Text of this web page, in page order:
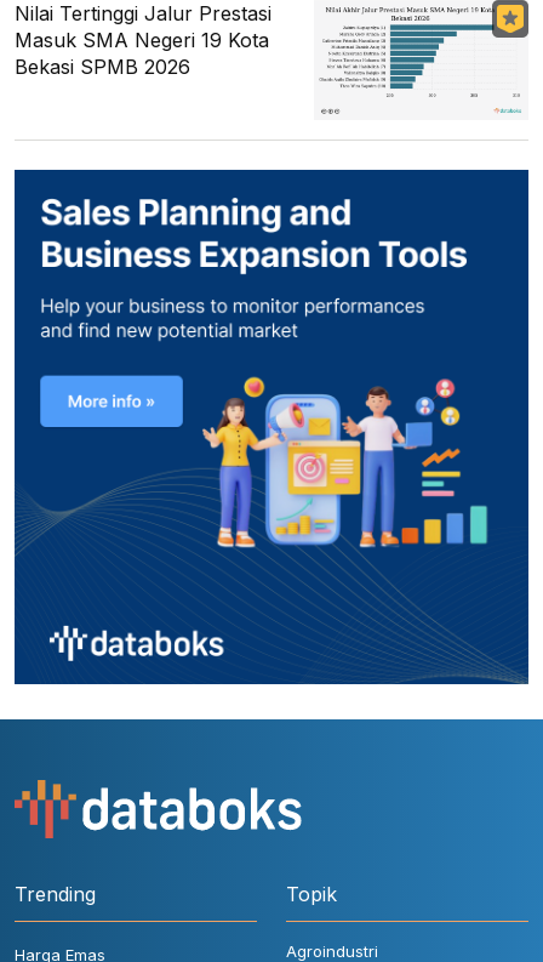
Nilai Tertinggi Jalur Prestasi
Masuk SMA Negeri 19 Kota
Bekasi SPMB 2026
Trending
Harga Emas
Topik
Agroindustri